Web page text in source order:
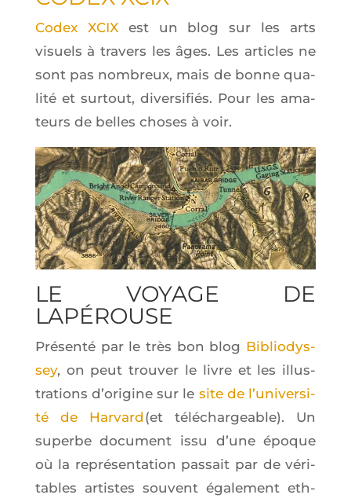
Codex XCIXest un blog sur les arts
visuels à tra­vers les âges. Les articles ne
sont pas nom­breux, mais de bonne qua­
li­té et sur­tout, diver­si­fiés. Pour les ama­
teurs de belles choses à voir.
LE VOYAGE DE
LAPÉROUSE
Pré­sen­té par le très bon blog Biblio­dys­
sey, on peut trou­ver le livre et les illus­
tra­tions d’o­ri­gine sur le site de l’u­ni­ver­si­
té de Har­vard (et télé­char­geable). Un
superbe docu­ment issu d’une époque
où la repré­sen­ta­tion pas­sait par de véri­
tables artistes sou­vent éga­le­ment eth­